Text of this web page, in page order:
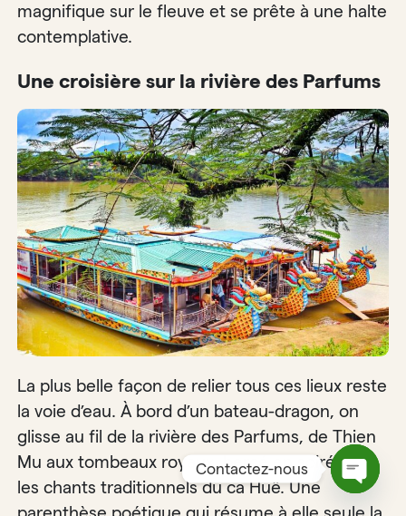
magnifique sur le fleuve et se prête à une halte
contemplative.
Une croisière sur la rivière des Parfums
La plus belle façon de relier tous ces lieux reste
la voie d’eau. À bord d’un bateau-dragon, on
glisse au fil de la rivière des Parfums, de Thien
Mu aux tombeaux royaux, bercé en soirée par
les chants traditionnels du ca Huê. Une
Contactez-nous
Open